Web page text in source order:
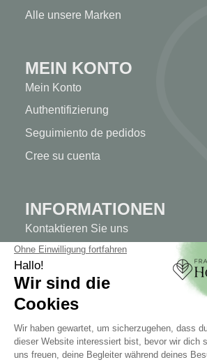
Alle unsere Marken
MEIN KONTO
Mein Konto
Authentifizierung
Seguimiento de pedidos
Cree su cuenta
INFORMATIONEN
Kontaktieren Sie uns
Sitemap
Unser Kräuterladen
Lieferung